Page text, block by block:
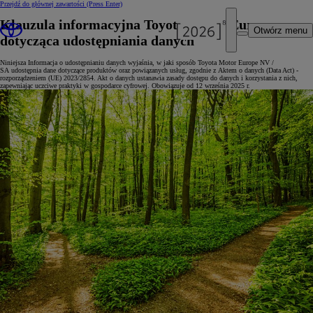
Przejdź do głównej zawartości (Press Enter)
Otwórz menu
Klauzula informacyjna Toyota Motor Europe
dotycząca udostępniania danych
Niniejsza Informacja o udostępnianiu danych wyjaśnia, w jaki sposób Toyota Motor Europe NV /
SA udostępnia dane dotyczące produktów oraz powiązanych usług, zgodnie z Aktem o danych (Data Act) -
rozporządzeniem (UE) 2023/2854. Akt o danych ustanawia zasady dostępu do danych i korzystania z nich,
zapewniając uczciwe praktyki w gospodarce cyfrowej. Obowiązuje od 12 września 2025 r.